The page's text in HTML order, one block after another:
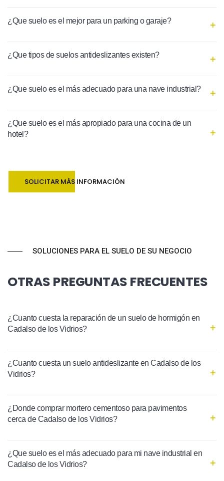
¿Que suelo es el mejor para un parking o garaje?
¿Que tipos de suelos antideslizantes existen?
¿Que suelo es el más adecuado para una nave industrial?
¿Que suelo es el más apropiado para una cocina de un
hotel?
SOLICITAR MÁS INFORMACIÓN
SOLUCIONES PARA EL SUELO DE SU NEGOCIO
OTRAS PREGUNTAS FRECUENTES
¿Cuanto cuesta la reparación de un suelo de hormigón en
Cadalso de los Vidrios?
¿Cuanto cuesta un suelo antideslizante en Cadalso de los
Vidrios?
¿Donde comprar mortero cementoso para pavimentos
cerca de Cadalso de los Vidrios?
¿Que suelo es el más adecuado para mi nave industrial en
Cadalso de los Vidrios?